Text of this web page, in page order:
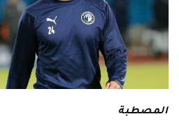
المصطبة